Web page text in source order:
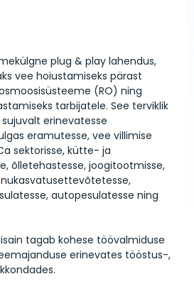
plug & play lahendus,
vee hoiustamiseks pärast
(RO) ning
tarbijatele. See terviklik
erinevatesse
eramutesse, vee villimise
sektorisse, kütte- ja
õlletehastesse, joogitootmisse,
autopesulatesse ning
tagab kohese töövalmiduse
erinevates tööstus-,